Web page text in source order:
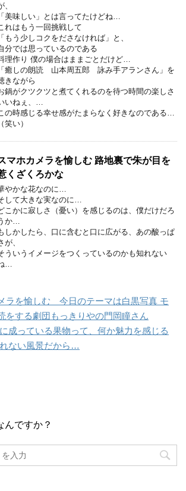
、
「美味しい」とは言ってたけどね…
れはもう一回挑戦して
「もう少しコクをださなければ」と、
分では思っているのである
理作り 僕の場合はままごとだけど…
「癒しの朗読 山本周五郎 詠み手アランさん」を
きながら
鍋がクツクツと煮てくれるのを待つ時間の楽しさ
いねぇ、…
の時感じる幸せ感がたまらなく好きなのである…
（笑い）
マホカメラを愉しむ 路地裏で朱が目を
くざくろかな
やかな花なのに…
して大きな実なのに…
こかに寂しさ（憂い）を感じるのは、僕だけだろ
か…
しかしたら、口に含むと口に広がる、あの酸っぱ
が、
ういうイメージをつくっているのかも知れない
…
ラを愉しむ 今日のテーマは白黒写真 モ
をする劇団もっきりやの門岡瞳さん
成っている果物って、何か魅力を感じる
ない風景だから…
んですか？